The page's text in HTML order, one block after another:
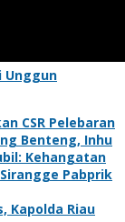
Unggun
CSR Pelebaran
Benteng, Inhu
Kehangatan
Pabprik
Kapolda Riau